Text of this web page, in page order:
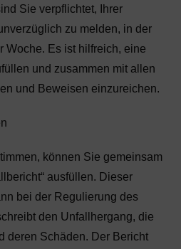
Sie verpflichtet, Ihrer
zu melden, in der
Woche. Es ist hilfreich, eine
und zusammen mit allen
und Beweisen einzureichen.
können Sie gemeinsam
ausfüllen. Dieser
bei der Regulierung des
den Unfallhergang, die
deren Schäden. Der Bericht